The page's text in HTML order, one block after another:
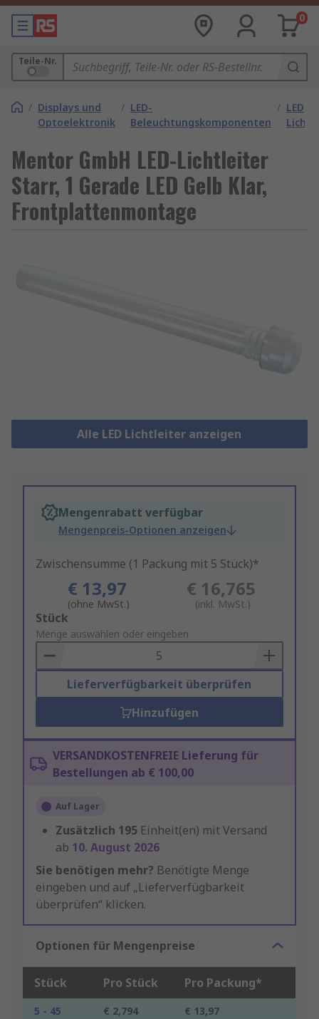
0
Teile-Nr.
/ Displays und
Optoelektronik
/ LED-
Beleuchtungskomponenten
/ LED
Mentor GmbH LED-Lichtleiter
Starr, 1 Gerade LED Gelb Klar,
Frontplattenmontage
Alle LED Lichtleiter anzeigen
Mengenrabatt verfügbar
Mengenpreis-Optionen anzeigen
Zwischensumme (1 Packung mit 5 Stück)*
€ 13,97
(ohne MwSt.)
€ 16,765
(inkl. MwSt.)
Add
to
Basket
Stück
Menge auswählen oder eingeben
Lieferverfügbarkeit überprüfen
Hinzufügen
VERSANDKOSTENFREIE Lieferung für
Bestellungen ab € 100,00
Auf Lager
Zusätzlich 195 Einheit(en) mit Versand
ab 10. August 2026
Sie benötigen mehr? Benötigte Menge
eingeben und auf „Lieferverfügbarkeit
überprüfen“ klicken.
Optionen für Mengenpreise
Stück Pro Stück Pro Packung*
5 - 45 € 2,794
€ 13,97